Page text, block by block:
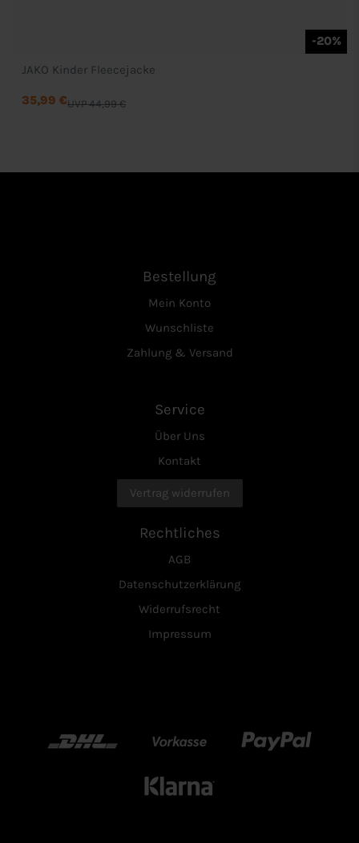
-20%
JAKO Kinder Fleecejacke
UVP 44,99 €
35,99 €
Bestellung
Mein Konto
Wunschliste
Zahlung & Versand
Service
Über Uns
Kontakt
Vertrag widerrufen
Rechtliches
AGB
Datenschutzerklärung
Widerrufsrecht
Impressum
DHL Vorkasse Paypal
Klarn